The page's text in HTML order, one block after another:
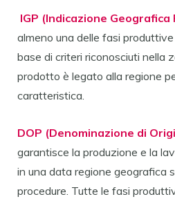
IGP (Indicazione
almeno una delle fasi
base di criteri riconosciuti nella
prodotto è legato alla regione
caratteristica.
DOP (Denominazione di
garantisce la produzione e la
in una data regione geografica
procedure. Tutte le fasi